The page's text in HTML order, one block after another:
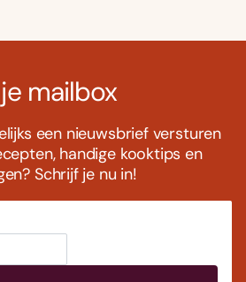
mailbox
een nieuwsbrief versturen
handige kooktips en
Schrijf je nu in!